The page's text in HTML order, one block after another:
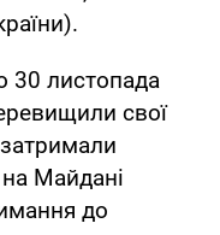
30 листопада
свої
Майдані
до